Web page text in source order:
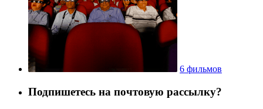
6 фильмов
Подпишетесь на почтовую рассылку?